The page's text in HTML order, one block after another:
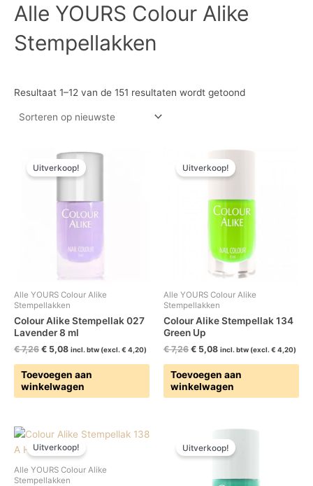
Alle YOURS Colour Alike
Stempellakken
Resultaat 1–12 van de 151 resultaten wordt getoond
Uitverkoop!
Alle YOURS Colour Alike
Stempellakken
Colour Alike Stempellak 027
Lavender 8 ml
€7,26
Oorspronkelijke
prijs
was:
€ 5,08
Huidige
prijs
is:
incl. btw (excl. € 4,20)
Toevoegen aan
winkelwagen
Uitverkoop!
Alle YOURS Colour Alike
Stempellakken
Colour Alike Stempellak 134
Green Up
€7,26
Oorspronkelijke
prijs
was:
€ 5,08
Huidige
prijs
is:
incl. btw (excl. € 4,20)
Toevoegen aan
winkelwagen
Uitverkoop!
Alle YOURS Colour Alike
Stempellakken
Oorspronkelijke
prijs
was:
€ 7,26.
Huidige
prijs
is:
€ 5,08.
Uitverkoop!
Oorspronkelijke
was:
Huidige
prijs
is: